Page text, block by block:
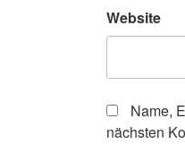
Website
Name,
nächsten